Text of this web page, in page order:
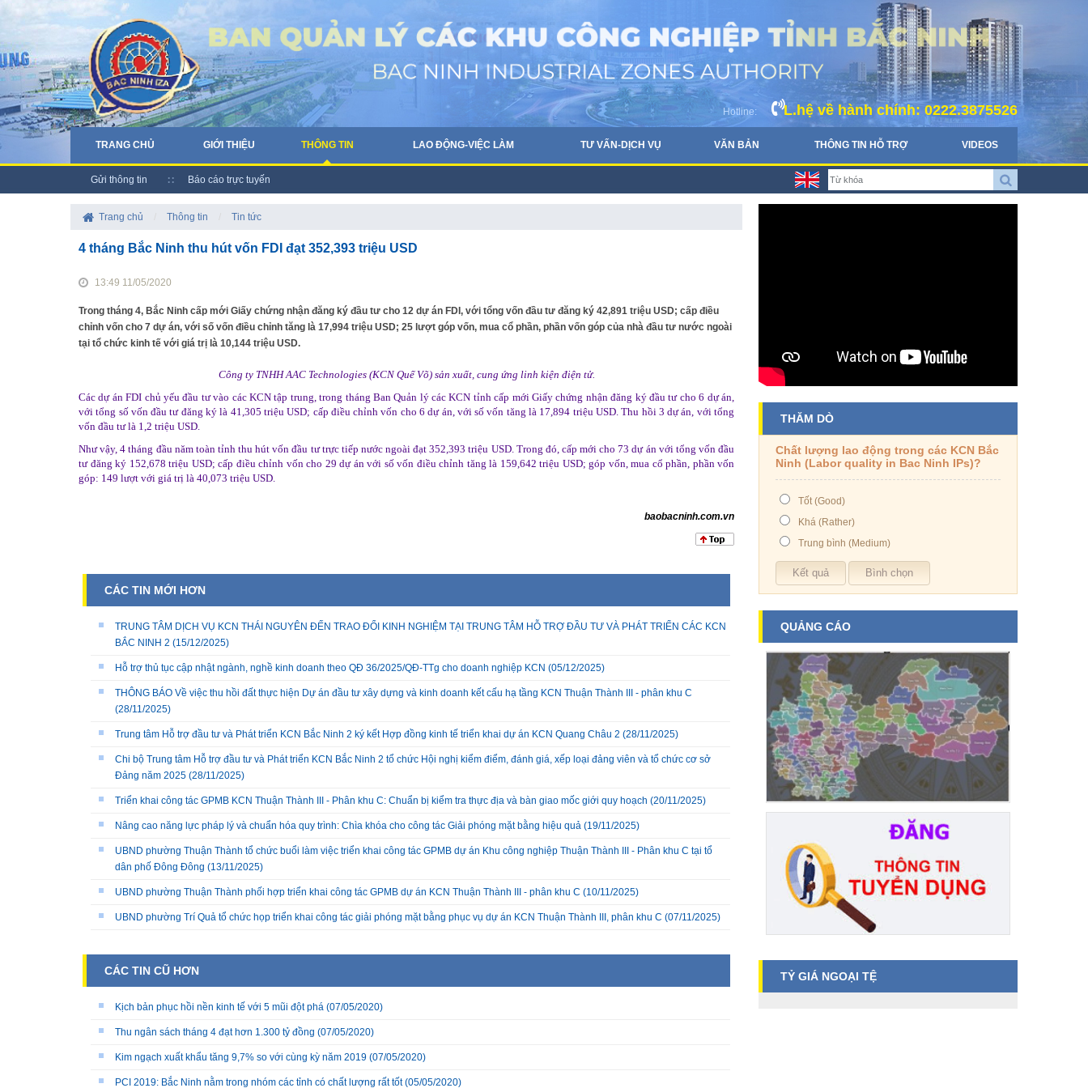
Hotline: L.hệ về hành chính: 0222.3875526
TRANG CHỦ GIỚI THIỆU THÔNG TIN LAO ĐỘNG-VIỆC LÀM TƯ VẤN-DỊCH VỤ VĂN BẢN THÔNG TIN HỖ TRỢ VIDEOS
Gửi thông tin Báo cáo trực tuyến
Trang chủ Thông tin Tin tức
4 tháng Bắc Ninh thu hút vốn FDI đạt 352,393 triệu USD
13:49 11/05/2020
Trong tháng 4, Bắc Ninh cấp mới Giấy chứng nhận đăng ký đầu tư cho 12 dự án FDI, với tổng vốn đầu tư đăng ký 42,891 triệu USD; cấp điều
chỉnh vốn cho 7 dự án, với số vốn điều chỉnh tăng là 17,994 triệu USD; 25 lượt góp vốn, mua cổ phần, phần vốn góp của nhà đầu tư nước ngoài
tại tổ chức kinh tế với giá trị là 10,144 triệu USD.
Công ty TNHH AAC Technologies (KCN Quế Võ) sản xuất, cung ứng linh kiện điện tử.
Các dự án FDI chủ yếu đầu tư vào các KCN tập trung, trong tháng Ban Quản lý các KCN tỉnh cấp mới Giấy chứng nhận đăng ký đầu tư cho 6 dự án,
với tổng số vốn đầu tư đăng ký là 41,305 triệu USD; cấp điều chỉnh vốn cho 6 dự án, với số vốn tăng là 17,894 triệu USD. Thu hồi 3 dự án, với tổng
vốn đầu tư là 1,2 triệu USD.
Như vậy, 4 tháng đầu năm toàn tỉnh thu hút vốn đầu tư trực tiếp nước ngoài đạt 352,393 triệu USD. Trong đó, cấp mới cho 73 dự án với tổng vốn đầu
tư đăng ký 152,678 triệu USD; cấp điều chỉnh vốn cho 29 dự án với số vốn điều chỉnh tăng là 159,642 triệu USD; góp vốn, mua cổ phần, phần vốn
góp: 149 lượt với giá trị là 40,073 triệu USD.
baobacninh.com.vn
CÁC TIN MỚI HƠN
TRUNG TÂM DỊCH VỤ KCN THÁI NGUYÊN ĐẾN TRAO ĐỔI KINH NGHIỆM TẠI TRUNG TÂM HỖ TRỢ ĐẦU TƯ VÀ PHÁT TRIỂN CÁC KCN
BẮC NINH 2 (15/12/2025)
Hỗ trợ thủ tục cập nhật ngành, nghề kinh doanh theo QĐ 36/2025/QĐ-TTg cho doanh nghiệp KCN (05/12/2025)
THÔNG BÁO Về việc thu hồi đất thực hiện Dự án đầu tư xây dựng và kinh doanh kết cấu hạ tầng KCN Thuận Thành III - phân khu C
(28/11/2025)
Trung tâm Hỗ trợ đầu tư và Phát triển KCN Bắc Ninh 2 ký kết Hợp đồng kinh tế triển khai dự án KCN Quang Châu 2 (28/11/2025)
Chi bộ Trung tâm Hỗ trợ đầu tư và Phát triển KCN Bắc Ninh 2 tổ chức Hội nghị kiểm điểm, đánh giá, xếp loại đảng viên và tổ chức cơ sở
Đảng năm 2025 (28/11/2025)
Triển khai công tác GPMB KCN Thuận Thành III - Phân khu C: Chuẩn bị kiểm tra thực địa và bàn giao mốc giới quy hoạch (20/11/2025)
Nâng cao năng lực pháp lý và chuẩn hóa quy trình: Chìa khóa cho công tác Giải phóng mặt bằng hiệu quả (19/11/2025)
UBND phường Thuận Thành tổ chức buổi làm việc triển khai công tác GPMB dự án Khu công nghiệp Thuận Thành III - Phân khu C tại tổ
dân phố Đông Đông (13/11/2025)
UBND phường Thuận Thành phối hợp triển khai công tác GPMB dự án KCN Thuận Thành III - phân khu C (10/11/2025)
UBND phường Trí Quả tổ chức họp triển khai công tác giải phóng mặt bằng phục vụ dự án KCN Thuận Thành III, phân khu C (07/11/2025)
CÁC TIN CŨ HƠN
Kịch bản phục hồi nền kinh tế với 5 mũi đột phá (07/05/2020)
Thu ngân sách tháng 4 đạt hơn 1.300 tỷ đồng (07/05/2020)
Kim ngạch xuất khẩu tăng 9,7% so với cùng kỳ năm 2019 (07/05/2020)
PCI 2019: Bắc Ninh nằm trong nhóm các tỉnh có chất lượng rất tốt(05/05/2020)
THĂM DÒ
Chất lượng lao động trong các KCN Bắc
Ninh (Labor quality in Bac Ninh IPs)?
Tốt (Good)
Khá (Rather)
Trung bình (Medium)
QUẢNG CÁO
TỶ GIÁ NGOẠI TỆ